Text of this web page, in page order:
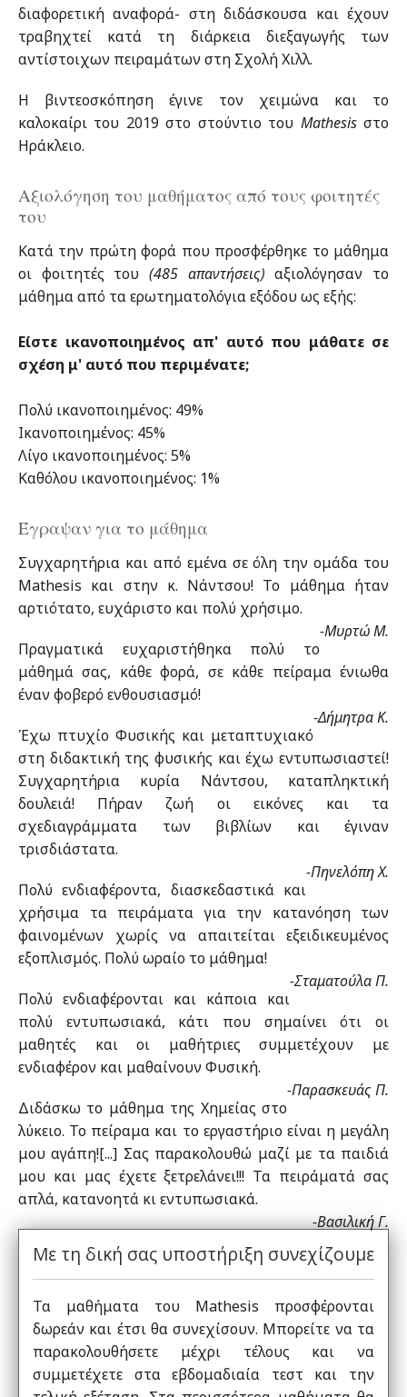
διαφορετική αναφορά- στη διδάσκουσα και έχουν
τραβηχτεί κατά τη διάρκεια διεξαγωγής των
αντίστοιχων πειραμάτων στη Σχολή Χιλλ.
Η βιντεοσκόπηση έγινε τον χειμώνα και το
καλοκαίρι του 2019 στο στούντιο του Mathesisστο
Ηράκλειο.
Αξιολόγηση του μαθήματος από τους φοιτητές
του
Κατά την πρώτη φορά που προσφέρθηκε το μάθημα
οι φοιτητές του (485 απαντήσεις)αξιολόγησαν το
μάθημα από τα ερωτηματολόγια εξόδου ως εξής:
Είστε ικανοποιημένος απ' αυτό που μάθατε σε
σχέση μ' αυτό που περιμένατε;
Πολύ ικανοποιημένος: 49%
Ικανοποιημένος: 45%
Λίγο ικανοποιημένος: 5%
Καθόλου ικανοποιημένος: 1%
Έγραψαν για το μάθημα
Συγχαρητήρια και από εμένα σε όλη την ομάδα του
Μathesis και στην κ. Νάντσου! Το μάθημα ήταν
αρτιότατο, ευχάριστο και πολύ χρήσιμο.
-Μυρτώ Μ.
Πραγματικά ευχαριστήθηκα πολύ το
μάθημά σας, κάθε φορά, σε κάθε πείραμα ένιωθα
έναν φοβερό ενθουσιασμό!
-Δήμητρα Κ.
Έχω πτυχίο Φυσικής και μεταπτυχιακό
στη διδακτική της φυσικής και έχω εντυπωσιαστεί!
Συγχαρητήρια κυρία Νάντσου, καταπληκτική
δουλειά! Πήραν ζωή οι εικόνες και τα
σχεδιαγράμματα των βιβλίων και έγιναν
τρισδιάστατα.
-Πηνελόπη Χ.
Πολύ ενδιαφέροντα, διασκεδαστικά και
χρήσιμα τα πειράματα για την κατανόηση των
φαινομένων χωρίς να απαιτείται εξειδικευμένος
εξοπλισμός. Πολύ ωραίο το μάθημα!
-Σταματούλα Π.
Πολύ ενδιαφέρονται και κάποια και
πολύ εντυπωσιακά, κάτι που σημαίνει ότι οι
μαθητές και οι μαθήτριες συμμετέχουν με
ενδιαφέρον και μαθαίνουν Φυσική.
-Παρασκευάς Π.
Διδάσκω το μάθημα της Χημείας στο
λύκειο. Το πείραμα και το εργαστήριο είναι η μεγάλη
μου αγάπη![...] Σας παρακολουθώ μαζί με τα παιδιά
μου και μας έχετε ξετρελάνει!!! Τα πειράματά σας
απλά, κατανοητά κι εντυπωσιακά.
-Βασιλική Γ.
Με τη δική σας υποστήριξη συνεχίζουμε
Τα μαθήματα του Mathesis προσφέρονται
δωρεάν και έτσι θα συνεχίσουν. Μπορείτε να τα
παρακολουθήσετε μέχρι τέλους και να
συμμετέχετε στα εβδομαδιαία τεστ και την